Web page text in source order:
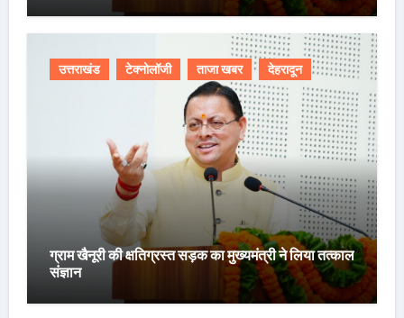
उत्तराखंड टेक्नोलॉजी ताजा खबर देहरादून
ग्राम खैनूरी की क्षतिग्रस्त सड़क का मुख्यमंत्री ने लिया तत्काल
संज्ञान